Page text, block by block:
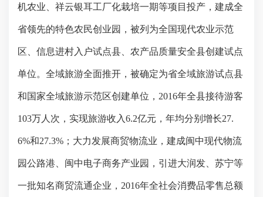
机农业、祥云银耳工厂化栽培一期等项目投产，建成全
省领先的特色农民创业园，被列为全国现代农业示范
区、信息进村入户试点县、农产品质量安全县创建试点
单位。全域旅游全面推开，被确定为省全域旅游试点县
和国家全域旅游示范区创建单位， 2016年全县接待游客
103万人次，实现旅游收入6.2亿元，年均分别增长27.
6%和27.3% ；大力发展商贸物流业，建成闽中现代物流
园公路港、闽中电子商务产业园，引进大润发、苏宁等
一批知名商贸流通企业， 2016年全社会消费品零售总额